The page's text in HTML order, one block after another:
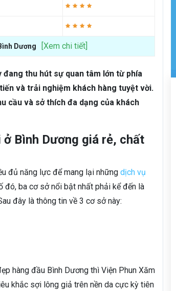
Dương [Xem chi tiết]
đang thu hút sự quan tâm lớn từ phía
và trải nghiệm khách hàng tuyệt vời.
cầu và sở thích đa dạng của khách
Bình Dương giá rẻ, chất
đủ năng lực để mang lại những dịch vụ
đó, ba cơ sở nổi bật nhất phải kể đến là
đây là thông tin về 3 cơ sở này:
hàng đầu Bình Dương thì Viện Phun Xăm
khắc sợi lông giả trên nền da cực kỳ tiên